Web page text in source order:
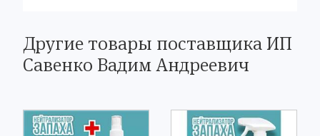
Другие товары поставщика ИП
Савенко Вадим Андреевич